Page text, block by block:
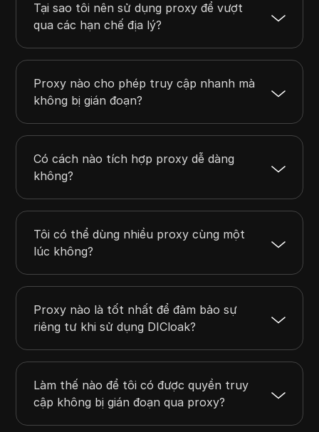
Tại sao tôi nên sử dụng proxy để vượt
qua các hạn chế địa lý?
Proxy nào cho phép truy cập nhanh mà
không bị gián đoạn?
Có cách nào tích hợp proxy dễ dàng
không?
Tôi có thể dùng nhiều proxy cùng một
lúc không?
Proxy nào là tốt nhất để đảm bảo sự
riêng tư khi sử dụng DICloak?
Làm thế nào để tôi có được quyền truy
cập không bị gián đoạn qua proxy?